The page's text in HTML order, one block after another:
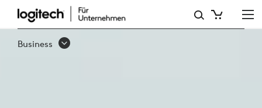
LOGITECH
C920E
Business